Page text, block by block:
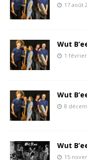
17 août
Wut
1 février
Wut
8
Wut
15